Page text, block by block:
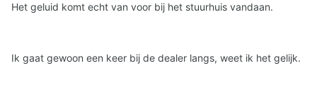
Het geluid komt echt van voor bij het stuurhuis vandaan.
Ik gaat gewoon een keer bij de dealer langs, weet ik het gelijk.